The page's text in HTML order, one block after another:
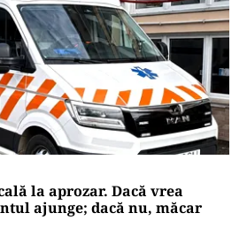
la aprozar. Dacă vrea
ajunge; dacă nu, măcar